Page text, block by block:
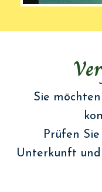
Sie
Prüfen
Unterkunft